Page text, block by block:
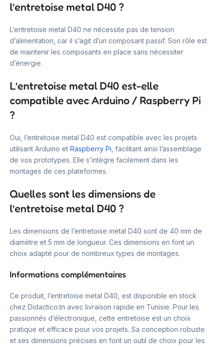
l’entretoise metal D40 ?
L’entretoise metal D40 ne nécessite pas de tension
d’alimentation, car il s’agit d’un composant passif. Son rôle est
de maintenir les composants en place sans nécessiter
d’énergie.
L’entretoise metal D40 est-elle
compatible avec Arduino / Raspberry Pi
?
Oui, l’entretoise metal D40 est compatible avec les projets
utilisant Arduino et Raspberry Pi , facilitant ainsi l’assemblage
de vos prototypes. Elle s’intègre facilement dans les
montages de ces plateformes.
Quelles sont les dimensions de
l’entretoise metal D40 ?
Les dimensions de l’entretoise metal D40 sont de 40 mm de
diamètre et 5 mm de longueur. Ces dimensions en font un
choix adapté pour de nombreux types de montages.
Informations complémentaires
Ce produit, l’entretoise metal D40, est disponible en stock
chez Didactico.tn avec livraison rapide en Tunisie. Pour les
passionnés d’électronique, cette entretoise est un choix
pratique et efficace pour vos projets. Sa conception robuste
et ses dimensions précises en font un outil de choix pour les